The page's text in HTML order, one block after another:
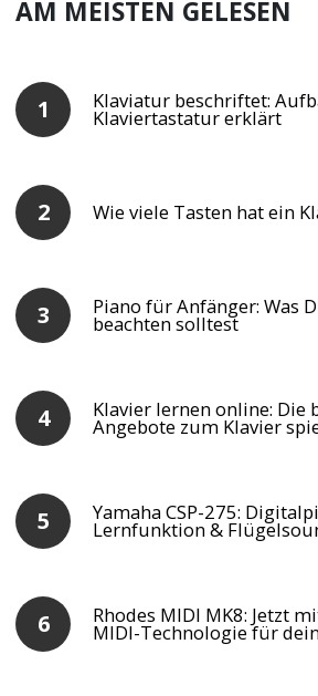
AM MEISTEN GELESEN
Klaviatur beschriftet:
Klaviertastatur erklärt
Wie viele Tasten hat ein
Piano für Anfänger: Was
beachten solltest
Klavier lernen online: Die
Angebote zum Klavier
Yamaha CSP-275:
Lernfunktion &
Rhodes MIDI MK8: Jetzt
MIDI-Technologie für